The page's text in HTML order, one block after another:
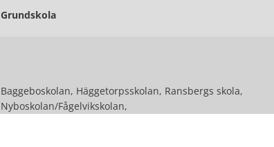
Grundskola
Baggeboskolan, Häggetorpsskolan, Ransbergs skola,
Nyboskolan/Fågelvikskolan,